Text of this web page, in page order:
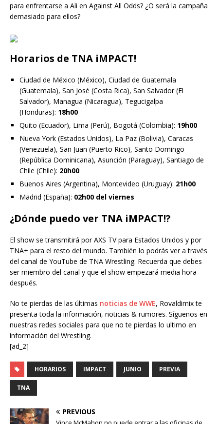
para enfrentarse a Ali en Against All Odds? ¿O será la campaña
demasiado para ellos?
Horarios de TNA iMPACT!
Ciudad de México (México), Ciudad de Guatemala
(Guatemala), San José (Costa Rica), San Salvador (El
Salvador), Managua (Nicaragua), Tegucigalpa
(Honduras): 18h00
Quito (Ecuador), Lima (Perú), Bogotá (Colombia): 19h00
Nueva York (Estados Unidos), La Paz (Bolivia), Caracas
(Venezuela), San Juan (Puerto Rico), Santo Domingo
(República Dominicana), Asunción (Paraguay), Santiago de
Chile (Chile): 20h00
Buenos Aires (Argentina), Montevideo (Uruguay): 21h00
Madrid (España): 02h00 del viernes
¿Dónde puedo ver TNA iMPACT!?
El show se transmitirá por AXS TV para Estados Unidos y por
TNA+ para el resto del mundo. También lo podrás ver a través
del canal de YouTube de TNA Wrestling. Recuerda que debes
ser miembro del canal y que el show empezará media hora
después.
No te pierdas de las últimas noticias de WWE, Rovaldimix te
presenta toda la información, noticias & rumores. Síguenos en
nuestras redes sociales para que no te pierdas lo ultimo en
información del Wrestling.
[ad_2]
HORARIOS IMPACT JUNIO PREVIA
TNA
PREVIOUS